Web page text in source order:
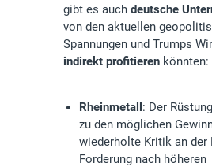
gibt es auch deutsche
von den aktuellen
Spannungen und Trumps
indirekt profitieren könnten:
Rheinmetall : Der
zu den möglichen
wiederholte Kritik an der
Forderung nach höheren